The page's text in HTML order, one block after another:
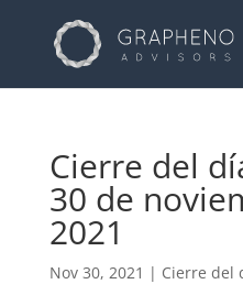
Cierre del
30 de
2021
Nov 30, 2021 | Cierre del